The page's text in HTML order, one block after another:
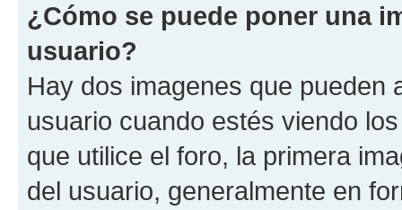
¿Cómo se puede poner una
usuario?
Hay dos imagenes que pueden
usuario cuando estés viendo
que utilice el foro, la primera
del usuario, generalmente en